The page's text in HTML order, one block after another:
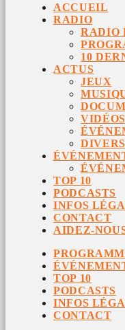
ACCUEIL
RADIO
RADIO
10
ACTUS
JEUX
VIDÉOS
DIVERS
TOP 10
PODCASTS
INFOS
CONTACT
AIDEZ-
TOP 10
PODCASTS
INFOS
CONTACT